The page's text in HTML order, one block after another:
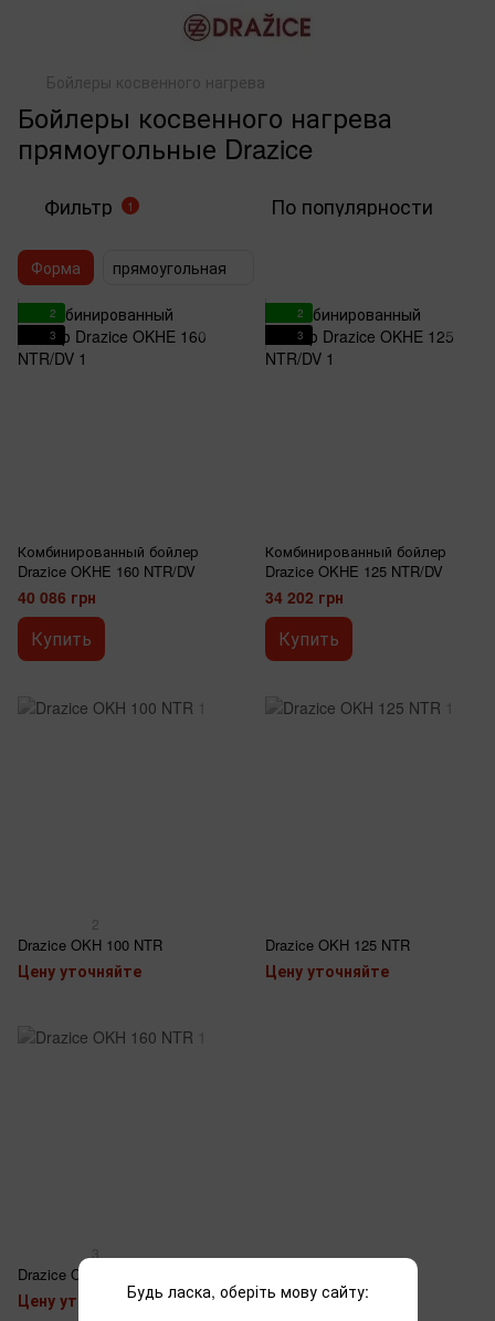
Бойлеры косвенного нагрева
Бойлеры косвенного нагрева
прямоугольные Drazice
Фильтр 1 По популярности
Форма прямоугольная
2
3
Комбинированный бойлер
Drazice OKHE 160 NTR/DV
40 086 грн
Купить
2
3
Комбинированный бойлер
Drazice OKHE 125 NTR/DV
34 202 грн
Купить
2
Drazice OKH 100 NTR
Цену уточняйте
Drazice OKH 125 NTR
Цену уточняйте
3
Drazice OKH 160 NTR
Цену уточняйтеБудь ласка, оберіть мову сайту: